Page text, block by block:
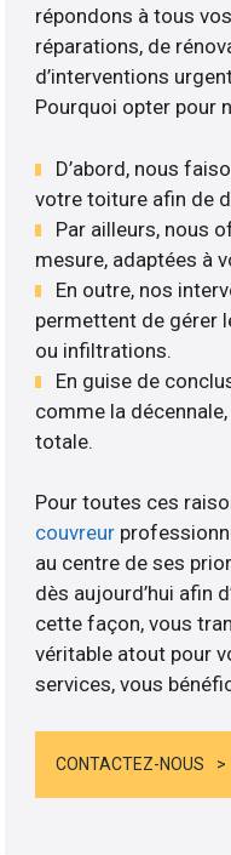
répondons à tous
réparations, de
d’interventions
Pourquoi opter pour
D’abord, nous
votre toiture afin de
Par ailleurs, nous
mesure, adaptées à
En outre, nos
permettent de gérer
ou infiltrations.
En guise de
comme la
totale.
Pour toutes ces
couvreur
au centre de ses
dès aujourd’hui afin
cette façon, vous
véritable atout pour
services, vous
CONTACTEZ-NOUS